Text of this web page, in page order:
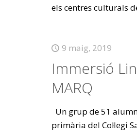
els centres culturals
9 maig, 2019
Immersió
MARQ
Un grup de 51
primària del Col·legi